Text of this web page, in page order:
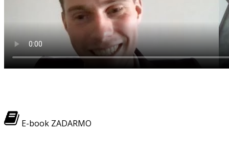
E-book ZADARMO